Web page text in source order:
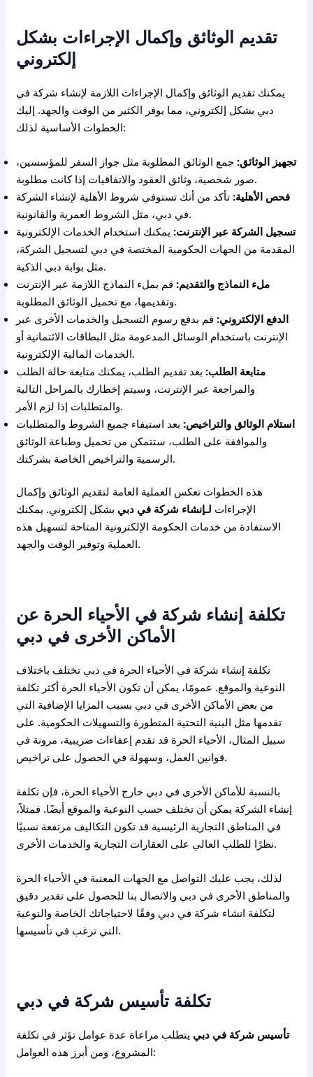
تقديم الوثائق وإكمال الإجراءات بشكل
إلكتروني
يمكنك تقديم الوثائق وإكمال الإجراءات اللازمة لإنشاء شركة في
دبي بشكل إلكتروني، مما يوفر الكثير من الوقت والجهد. إليك
الخطوات الأساسية لذلك:
تجهيز الوثائق: جمع الوثائق المطلوبة مثل جواز السفر للمؤسسين،
صور شخصية، وثائق العقود والاتفاقيات إذا كانت مطلوبة.
فحص الأهلية: تأكد من أنك تستوفي شروط الأهلية لإنشاء الشركة
في دبي، مثل الشروط العمرية والقانونية.
تسجيل الشركة عبر الإنترنت: يمكنك استخدام الخدمات الإلكترونية
المقدمة من الجهات الحكومية المختصة في دبي لتسجيل الشركة،
مثل بوابة دبي الذكية.
ملء النماذج والتقديم: قم بملء النماذج اللازمة عبر الإنترنت
وتقديمها، مع تحميل الوثائق المطلوبة.
الدفع الإلكتروني: قم بدفع رسوم التسجيل والخدمات الأخرى عبر
الإنترنت باستخدام الوسائل المدعومة مثل البطاقات الائتمانية أو
الخدمات المالية الإلكترونية.
متابعة الطلب: بعد تقديم الطلب، يمكنك متابعة حالة الطلب
والمراجعة عبر الإنترنت، وسيتم إخطارك بالمراحل التالية
والمتطلبات إذا لزم الأمر.
استلام الوثائق والتراخيص: بعد استيفاء جميع الشروط والمتطلبات
والموافقة على الطلب، ستتمكن من تحميل وطباعة الوثائق
الرسمية والتراخيص الخاصة بشركتك.
هذه الخطوات تعكس العملية العامة لتقديم الوثائق وإكمال
الإجراءات لـإنشاء شركة في دبي بشكل إلكتروني. يمكنك
الاستفادة من خدمات الحكومة الإلكترونية المتاحة لتسهيل هذه
العملية وتوفير الوقت والجهد.
تكلفة إنشاء شركة في الأحياء الحرة عن
الأماكن الأخرى في دبي
تكلفة إنشاء شركة في الأحياء الحرة في دبي تختلف باختلاف
النوعية والموقع. عمومًا، يمكن أن تكون الأحياء الحرة أكثر تكلفة
من بعض الأماكن الأخرى في دبي بسبب المزايا الإضافية التي
تقدمها مثل البنية التحتية المتطورة والتسهيلات الحكومية. على
سبيل المثال، الأحياء الحرة قد تقدم إعفاءات ضريبية، مرونة في
قوانين العمل، وسهولة في الحصول على تراخيص.
بالنسبة للأماكن الأخرى في دبي خارج الأحياء الحرة، فإن تكلفة
إنشاء الشركة يمكن أن تختلف حسب النوعية والموقع أيضًا. فمثلاً،
في المناطق التجارية الرئيسية قد تكون التكاليف مرتفعة نسبيًا
نظرًا للطلب العالي على العقارات التجارية والخدمات الأخرى.
لذلك، يجب عليك التواصل مع الجهات المعنية في الأحياء الحرة
والمناطق الأخرى في دبي والاتصال بنا للحصول على تقدير دقيق
لتكلفة انشاء شركة في دبي وفقًا لاحتياجاتك الخاصة والنوعية
التي ترغب في تأسيسها.
تكلفة تأسيس شركة في دبي
تأسيس شركة في دبي يتطلب مراعاة عدة عوامل تؤثر في تكلفة
المشروع، ومن أبرز هذه العوامل: